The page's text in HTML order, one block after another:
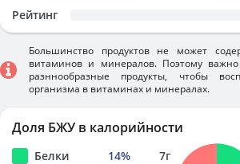
Рейтинг
Большинство продуктов не может
витаминов и минералов. Поэтому
разннообразные продукты, чтобы
организма в витаминах и минералах.
Доля БЖУ в калорийности
Белки 14% 7г